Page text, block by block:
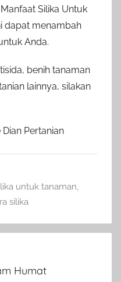
Silika Untuk
dapat menambah
Anda.
benih tanaman
lainnya, silakan
Pertanian
untuk tanaman,
silika
Humat